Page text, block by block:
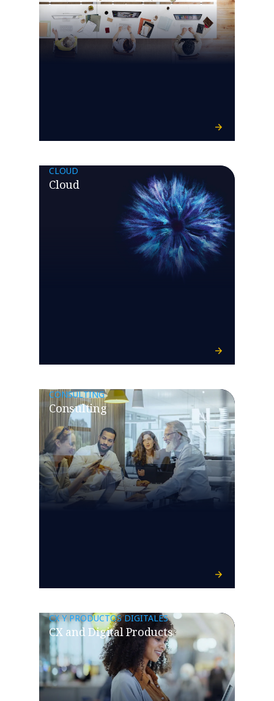
CLOUD
Cloud
CONSULTING
Consulting
CX Y PRODUCTOS DIGITALES
CX and Digital Products